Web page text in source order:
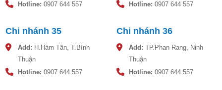
Hotline: 0907 644 557
Hotline: 0907 644 557
Chi nhánh 35
Add: H.Hàm Tân, T.Bình
Thuận
Hotline: 0907 644 557
Chi nhánh 36
Add: TP.Phan Rang, Ninh
Thuận
Hotline: 0907 644 557